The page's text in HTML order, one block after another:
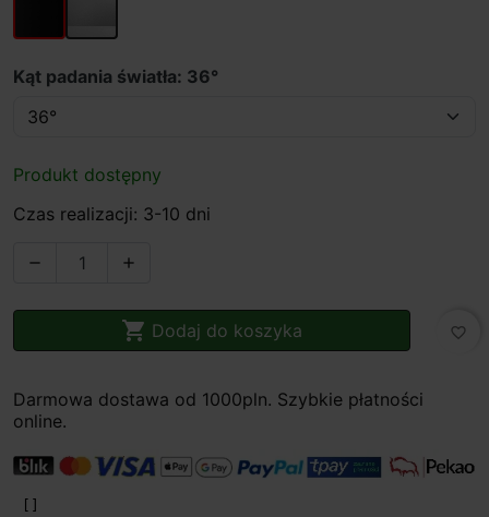
Kąt padania światła: 36°
Produkt dostępny
Czas realizacji: 3-10 dni
 
 Dodaj do koszyka favorite_border
Darmowa dostawa od 1000pln. Szybkie płatności
online.